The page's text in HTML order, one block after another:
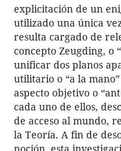
explicitación de un
utilizado una única
resulta cargado de
concepto Zeugding, o
unificar dos planos
utilitario o “a la
aspecto objetivo o
cada uno de ellos,
de acceso al mundo,
la Teoría. A fin de